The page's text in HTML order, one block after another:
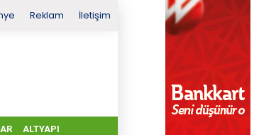
Reklam İletişim
ALTYAPI